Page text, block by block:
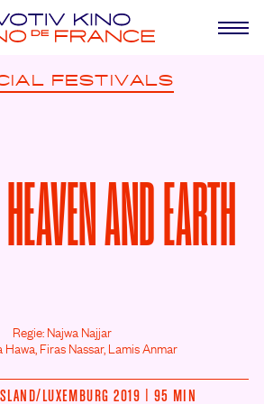
FESTIVALS
AND EARTH
Regie: Najwa Najjar
Firas Nassar, Lamis Anmar
LUXEMBURG 2019 | 95 MIN